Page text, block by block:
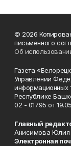
© 2026
письменного
Об
Газета
Управлении
информационных
Республике
02 - 01795 от
Главный
Анисимова Юлия
Электронная